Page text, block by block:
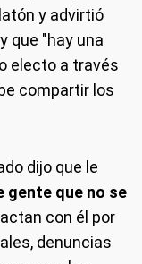
y advirtió
que "hay una
electo a través
compartir los
dijo que le
gente que no se
con él por
denuncias